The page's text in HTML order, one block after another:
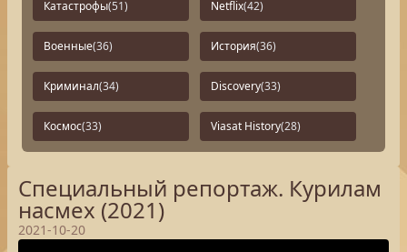
Катастрофы(51) Netflix(42)
Военные(36) История(36)
Криминал(34) Discovery(33)
Космос(33) Viasat History(28)
Специальный репортаж. Курилам
насмех (2021)
2021-10-20